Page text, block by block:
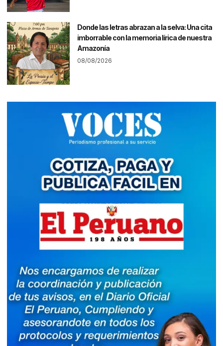
Donde las letras abrazan a la selva: Una cita
imborrable con la memoria lírica de nuestra
Amazonía
08/08/2026